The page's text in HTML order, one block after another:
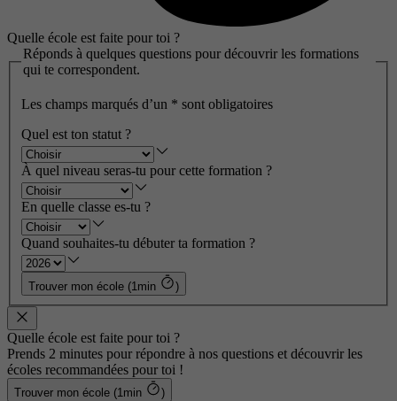
Quelle école est faite pour toi ?
Réponds à quelques questions pour découvrir les formations
qui te correspondent.
Les champs marqués d’un * sont obligatoires
Quel est ton statut ?
À quel niveau seras-tu pour cette formation ?
En quelle classe es-tu ?
Quand souhaites-tu débuter ta formation ?
Trouver mon école (1min )
Quelle école est faite pour toi ?
Prends 2 minutes pour répondre à nos questions et découvrir les
écoles recommandées pour toi !
Trouver mon école (1min )